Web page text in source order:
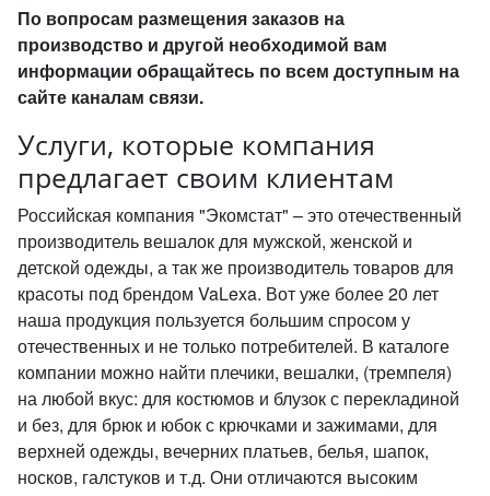
По вопросам размещения заказов на
производство и другой необходимой вам
информации обращайтесь по всем доступным на
сайте каналам связи.
Услуги, которые компания
предлагает своим клиентам
Российская компания "Экомстат" – это отечественный
производитель вешалок для мужской, женской и
детской одежды, а так же производитель товаров для
красоты под брендом VaLexa. Вот уже более 20 лет
наша продукция пользуется большим спросом у
отечественных и не только потребителей. В каталоге
компании можно найти плечики, вешалки, (тремпеля)
на любой вкус: для костюмов и блузок с перекладиной
и без, для брюк и юбок с крючками и зажимами, для
верхней одежды, вечерних платьев, белья, шапок,
носков, галстуков и т.д. Они отличаются высоким